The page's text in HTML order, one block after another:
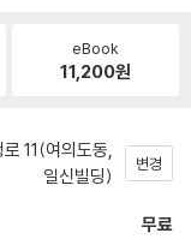
eBook
11,200원
11(여의도동,
일신빌딩)
변경
무료